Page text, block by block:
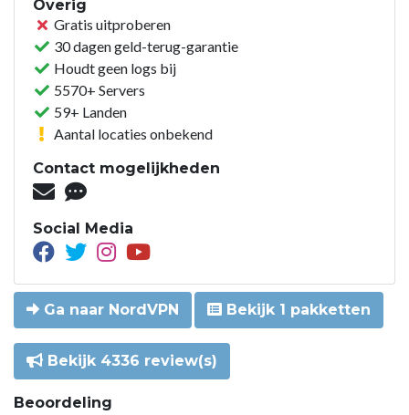
Overig
Gratis uitproberen
30 dagen geld-terug-garantie
Houdt geen logs bij
5570+ Servers
59+ Landen
Aantal locaties onbekend
Contact mogelijkheden
Social Media
Ga naar NordVPN Bekijk 1 pakketten
Bekijk 4336 review(s)
Beoordeling